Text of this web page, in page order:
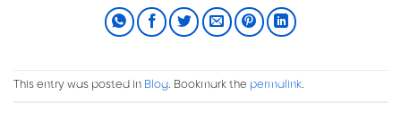
This entry was posted in Blog. Bookmark the permalink.